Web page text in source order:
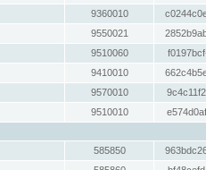
9360010
9550021
9510060
9410010
9570010
9510010
585850